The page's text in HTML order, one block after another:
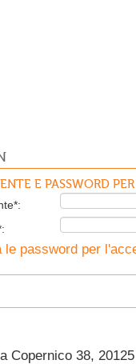
E PASSWORD
le password per
Copernico 38,